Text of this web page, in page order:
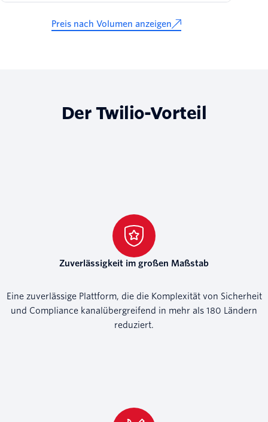
Preis nach Volumen anzeigen
Der Twilio-Vorteil
Zuverlässigkeit im großen Maßstab
Eine zuverlässige Plattform, die die Komplexität von Sicherheit
und Compliance kanalübergreifend in mehr als 180 Ländern
reduziert.